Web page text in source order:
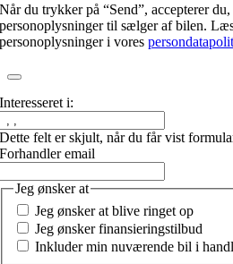
Når du trykker på “Send”, accepterer
personoplysninger til sælger af bilen.
personoplysninger i vores
Interesseret i:
Dette felt er skjult, når du får vist
Forhandler email
Jeg ønsker at
Jeg ønsker at blive ringet op
Jeg ønsker finansieringstilbud
Inkluder min nuværende bil i